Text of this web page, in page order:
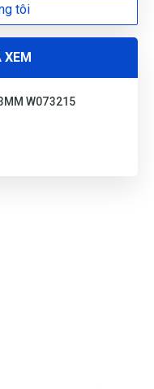
tôi
XEM
W073215